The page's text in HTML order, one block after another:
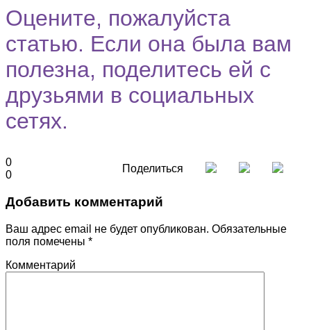
Оцените, пожалуйста
статью. Если она была вам
полезна, поделитесь ей с
друзьями в социальных
сетях.
0
0
Поделиться
Добавить комментарий
Ваш адрес email не будет опубликован. Обязательные
поля помечены *
Комментарий